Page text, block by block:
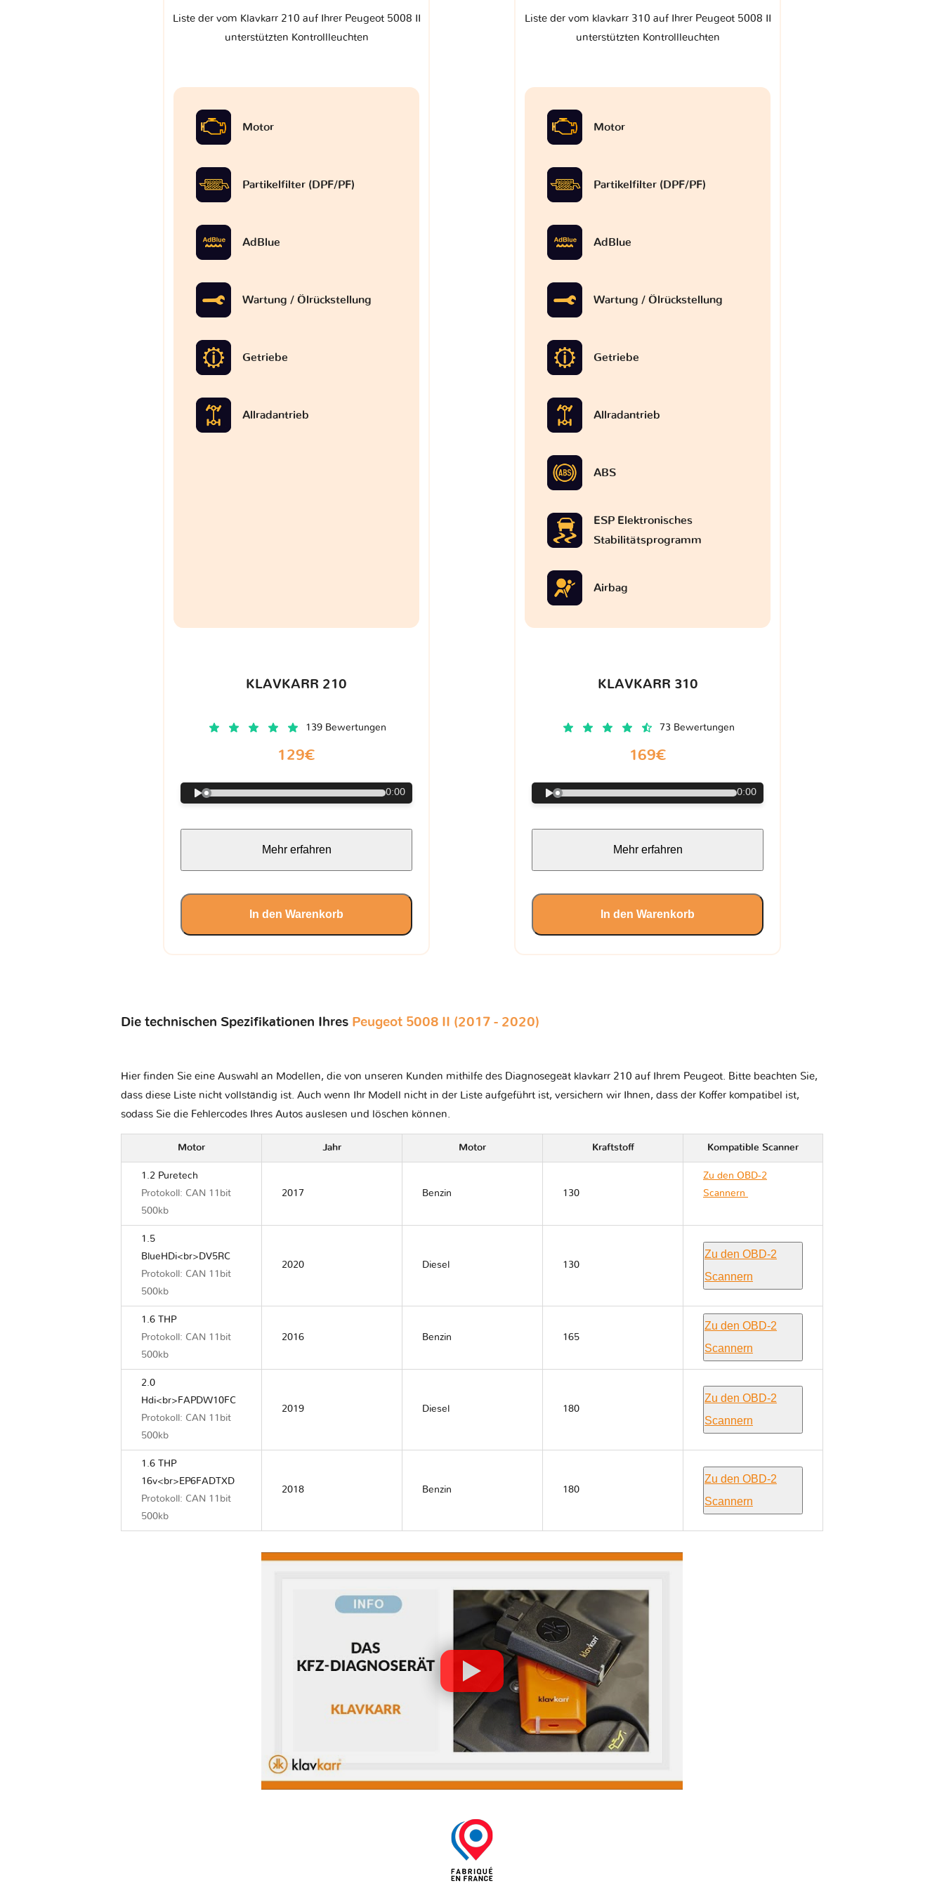
Liste der vom Klavkarr 210 auf Ihrer Peugeot 5008 II
unterstützten Kontrollleuchten
Motor
Partikelfilter (DPF/PF)
AdBlue
Wartung / Ölrückstellung
Getriebe
Allradantrieb
KLAVKARR 210
139 Bewertungen
129€
0:00
Mehr erfahren
In den Warenkorb
Liste der vom klavkarr 310 auf Ihrer Peugeot 5008 II
unterstützten Kontrollleuchten
Motor
Partikelfilter (DPF/PF)
AdBlue
Wartung / Ölrückstellung
Getriebe
Allradantrieb
ABS
ESP Elektronisches
Stabilitätsprogramm
Airbag
KLAVKARR 310
73 Bewertungen
169€
0:00
Mehr erfahren
In den Warenkorb
Die technischen Spezifikationen Ihres Peugeot 5008 II (2017 - 2020)
Hier finden Sie eine Auswahl an Modellen, die von unseren Kunden mithilfe des Diagnosegeät klavkarr 210 auf Ihrem Peugeot. Bitte beachten Sie,
dass diese Liste nicht vollständig ist. Auch wenn Ihr Modell nicht in der Liste aufgeführt ist, versichern wir Ihnen, dass der Koffer kompatibel ist,
sodass Sie die Fehlercodes Ihres Autos auslesen und löschen können.
Motor Jahr Motor Kraftstoff Kompatible Scanner
1.2 Puretech
Protokoll: CAN 11bit
500kb
2017 Benzin 130
Zu den OBD-2
Scannern
1.5
BlueHDi<br>DV5RC
Protokoll: CAN 11bit
500kb
2020 Diesel 130
Zu den OBD-2
Scannern
1.6 THP
Protokoll: CAN 11bit
500kb
2016 Benzin 165
Zu den OBD-2
Scannern
2.0
Hdi<br>FAPDW10FC
Protokoll: CAN 11bit
500kb
2019 Diesel 180
Zu den OBD-2
Scannern
1.6 THP
16v<br>EP6FADTXD
Protokoll: CAN 11bit
500kb
2018 Benzin 180
Zu den OBD-2
Scannern